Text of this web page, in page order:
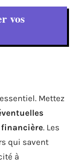
vos
Mettez
. Les
qui savent
à